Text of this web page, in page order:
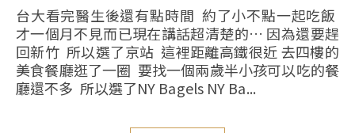
台大看完醫生後還有點時間 約了小不點一起吃飯
才一個月不見而已現在講話超清楚的… 因為還要趕
回新竹 所以選了京站 這裡距離高鐵很近 去四樓的
美食餐廳逛了一圈 要找一個兩歲半小孩可以吃的餐
廳還不多 所以選了NY Bagels NY Ba...